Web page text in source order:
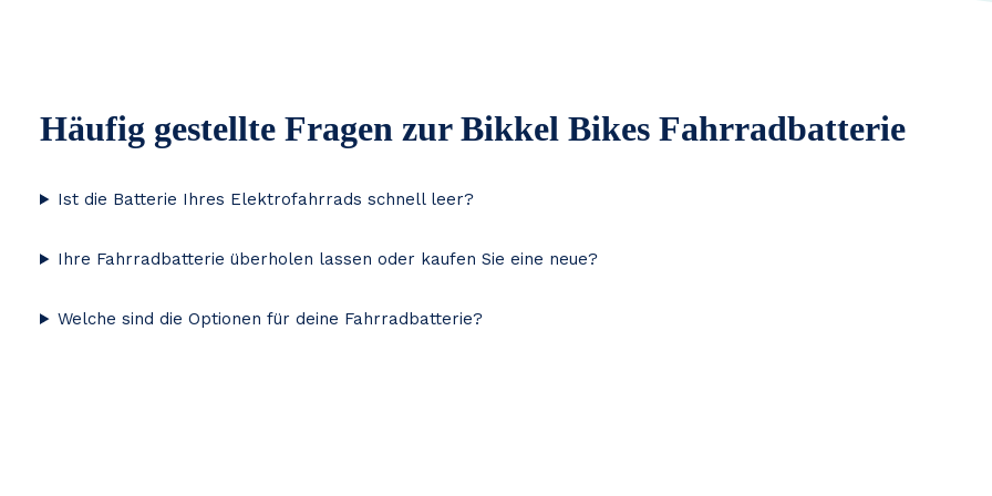
Häufig gestellte Fragen zur Bikkel Bikes Fahrradbatterie
Ist die Batterie Ihres Elektrofahrrads schnell leer?
Ihre Fahrradbatterie überholen lassen oder kaufen Sie eine neue?
Welche sind die Optionen für deine Fahrradbatterie?